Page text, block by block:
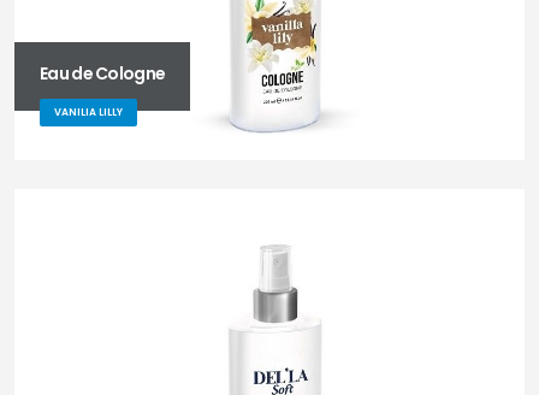
Eau de Cologne
VANILIA LILLY